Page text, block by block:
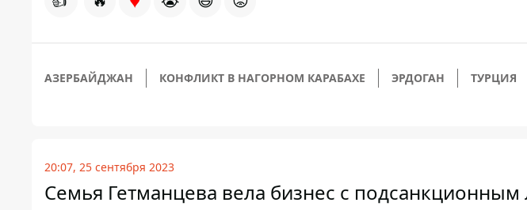
АЗЕРБАЙДЖАН КОНФЛИКТ В НАГОРНОМ КАРАБАХЕ ЭРДОГАН ТУРЦИЯ
20:07, 25 сентября 2023
Семья Гетманцева вела бизнес с